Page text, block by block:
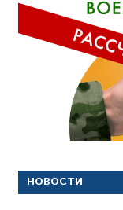
НОВОСТИ